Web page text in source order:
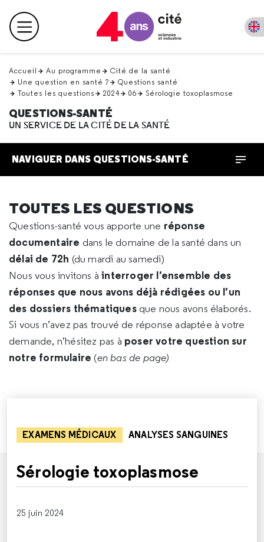
en
haut Menu principal
Accueil Au programme
Cité de la santé
Une question en santé ?
Questions santé
Toutes les questions
2024 06 Sérologie toxoplasmose
QUESTIONS-SANTÉ
UN SERVICE DE LA CITÉ DE LA SANTÉ
NAVIGUER DANS QUESTIONS-SANTÉ
TOUTES LES QUESTIONS
Questions-santé vous apporte une réponse
documentaire dans le domaine de la santé dans un
délai de 72h (du mardi au samedi)
Nous vous invitons àinterroger l’ensemble des
réponses que nous avons déjà rédigées ou l’un
des dossiers thématiques que nous avons élaborés.
Si vous n’avez pas trouvé de réponse adaptée à votre
demande, n’hésitez pas à poser votre question sur
notre formulaire (en bas de page)
EXAMENS MÉDICAUX ANALYSES SANGUINES
Sérologie toxoplasmose
25 juin 2024